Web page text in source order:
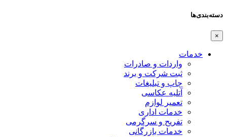
دسته‌بندی‌ها
×
خدمات
واردات و صادرات
ثبت شرکت و برند
چاپ و تبلیغات
آتلیه عکاسی
تعمیر لوازم
خدمات اداری
تفریح و سرگرمی
خدمات بازرگانی